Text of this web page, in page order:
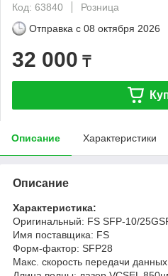
Код: 63840
Розница
Отправка с 08 октября 2026
32 000 ₸
Описание Характеристики
Описание
Характеристика:
Оригинальный: FS SFP-10/
Имя поставщика: FS
Форм-фактор: SFP28
Макс. cкорость передачи